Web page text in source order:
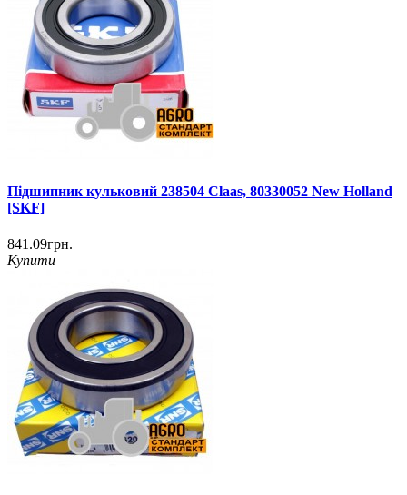
Підшипник кульковий 238504 Claas, 80330052 New Holland
[SKF]
841.09грн.
Купити